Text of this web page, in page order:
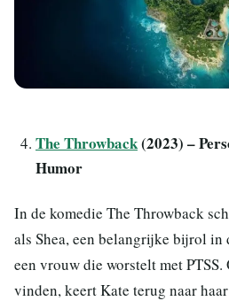
The Throwback(2023) –
Humor
In de komedie The Throwback
als Shea, een belangrijke bijrol in
een vrouw die worstelt met
vinden, keert Kate terug naar